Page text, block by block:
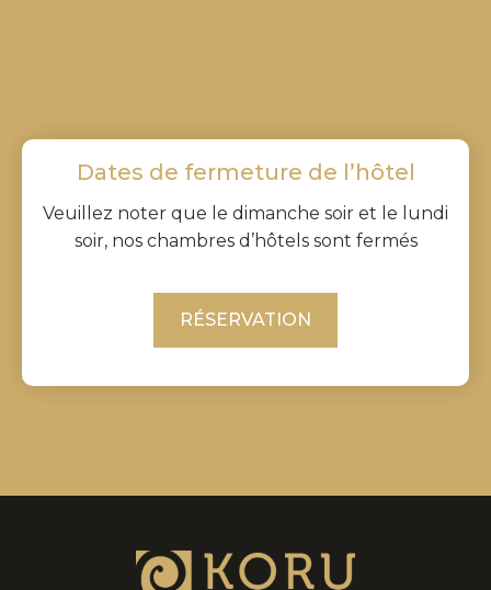
Dates de fermeture de l’hôtel
Veuillez noter que le dimanche soir et le lundi
soir, nos chambres d’hôtels sont fermés
RÉSERVATION